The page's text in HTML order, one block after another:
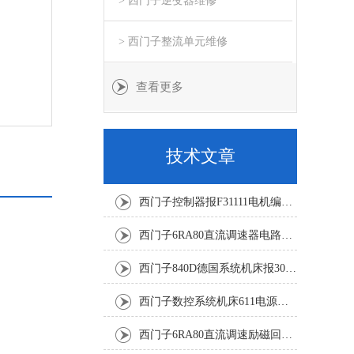
> 西门子整流单元维修
查看更多
技术文章
西门子控制器报F31111电机编码器坏修复解决
西门子6RA80直流调速器电路板坏销售修理单位
西门子840D德国系统机床报300501修复解决
西门子数控系统机床611电源模块灯不显示修复解决
西门子6RA80直流调速励磁回路坏报F60005修复排除